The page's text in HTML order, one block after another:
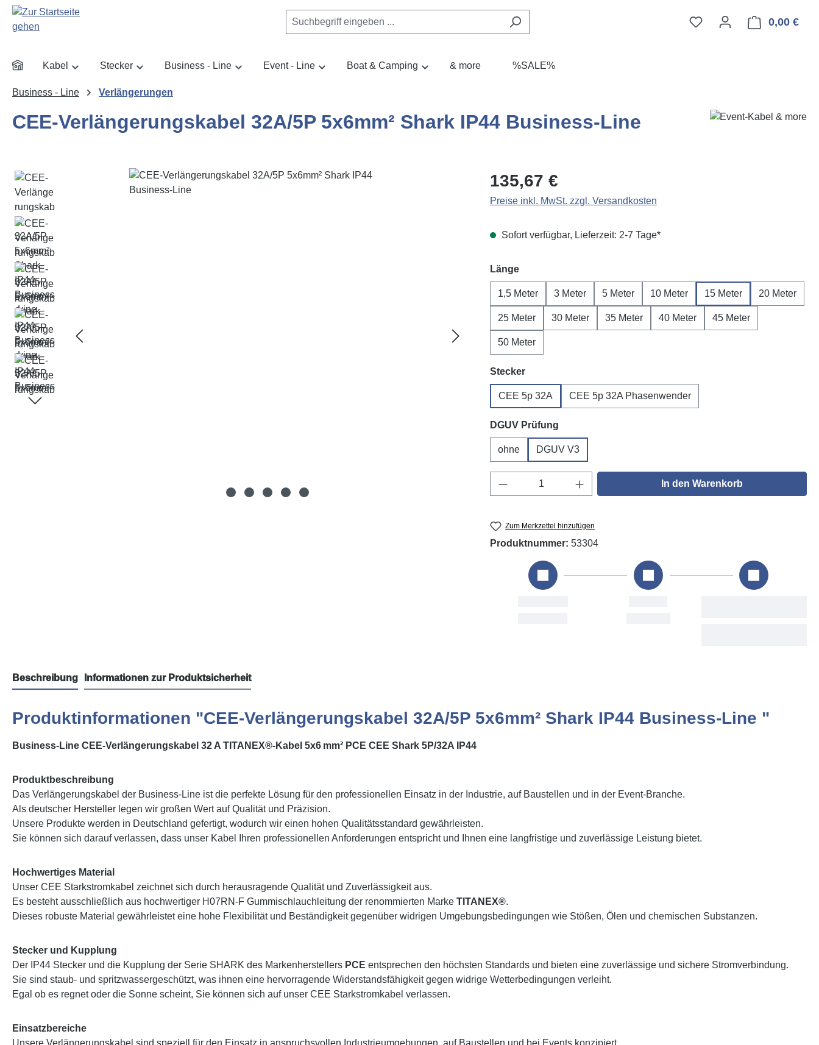
Hauptinhalt springen
Zur Suche springen
Zur Hauptnavigation springen
0,00 €
Kabel Stecker Business - Line Event - Line Boat & Camping & more %SALE%
Business - Line Verlängerungen
CEE-Verlängerungskabel 32A/5P 5x6mm² Shark IP44 Business-Line
Bildergalerie überspringen Regulärer Preis:
135,67 €
Preise inkl. MwSt. zzgl. Versandkosten
Sofort verfügbar, Lieferzeit: 2-7 Tage*
Längeauswählen
1,5 Meter 3 Meter 5 Meter 10 Meter 15 Meter 20 Meter
25 Meter 30 Meter 35 Meter 40 Meter 45 Meter
50 Meter
Steckerauswählen
CEE 5p 32A CEE 5p 32A Phasenwender
DGUV Prüfung
ohne DGUV V3
Produkt Anzahl: Gib den gewünschten Wert ein
In den Warenkorb
Zum Merkzettel hinzufügen
Produktnummer: 53304
Beschreibung Informationen zur Produktsicherheit
Produktinformationen "CEE-Verlängerungskabel 32A/5P 5x6mm² Shark IP44 Business-Line "
Business-Line CEE-Verlängerungskabel 32 A TITANEX®-Kabel 5x6 mm² PCE CEE Shark 5P/32A IP44
Produktbeschreibung
Das Verlängerungskabel der Business-Line ist die perfekte Lösung für den professionellen Einsatz in der Industrie, auf Baustellen und in der Event-Branche.
Als deutscher Hersteller legen wir großen Wert auf Qualität und Präzision.
Unsere Produkte werden in Deutschland gefertigt, wodurch wir einen hohen Qualitätsstandard gewährleisten.
Sie können sich darauf verlassen, dass unser Kabel Ihren professionellen Anforderungen entspricht und Ihnen eine langfristige und zuverlässige Leistung bietet.
Hochwertiges Material
Unser CEE Starkstromkabel zeichnet sich durch herausragende Qualität und Zuverlässigkeit aus.
Es besteht ausschließlich aus hochwertiger H07RN-F Gummischlauchleitung der renommierten Marke TITANEX®.
Dieses robuste Material gewährleistet eine hohe Flexibilität und Beständigkeit gegenüber widrigen Umgebungsbedingungen wie Stößen, Ölen und chemischen Substanzen.
Stecker und Kupplung
Der IP44 Stecker und die Kupplung der Serie SHARK des Markenherstellers PCE entsprechen den höchsten Standards und bieten eine zuverlässige und sichere Stromverbindung.
Sie sind staub- und spritzwassergeschützt, was ihnen eine hervorragende Widerstandsfähigkeit gegen widrige Wetterbedingungen verleiht.
Egal ob es regnet oder die Sonne scheint, Sie können sich auf unser CEE Starkstromkabel verlassen.
Einsatzbereiche